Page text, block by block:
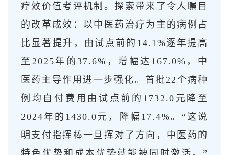
疗效价值考评机制。探索带来了令人瞩目
的改革成效：以中医药治疗为主的病例占
比显著提升，由试点前的14.1%逐年提高
至2025年的37.6%，增幅达167.0%，中
医药主导作用进一步强化。首批22个病种
例均自付费用由试点前的1732.0元降至
2024年的1430.0元，降幅17.4%。“这说
明支付指挥棒一旦挥对了方向，中医药的